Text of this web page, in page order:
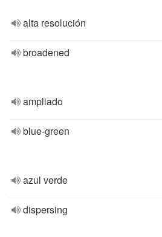
alta resolución
broadened
ampliado
blue-green
azul verde
dispersing